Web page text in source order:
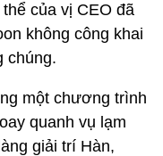
của vị CEO đã
không công khai
chúng.
một chương trình
quanh vụ lạm
giải trí Hàn,